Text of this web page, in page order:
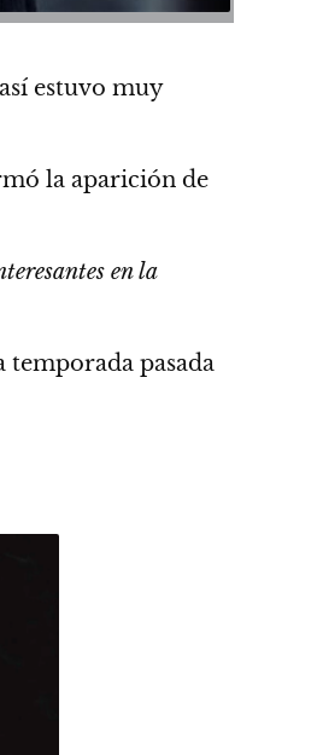
estuvo muy
la aparición de
en la
temporada pasada